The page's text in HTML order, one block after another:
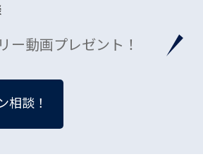
ー動画プレゼント！
相談！